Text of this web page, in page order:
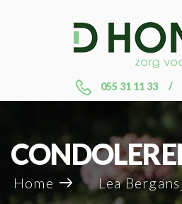
055 31 11 33
Home Lea